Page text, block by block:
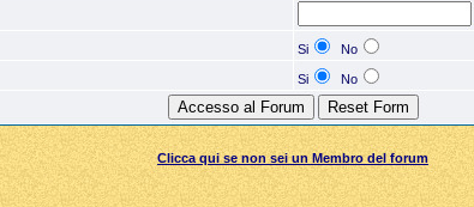
Si
No
Si No
Clicca qui se non sei un Membro del forum